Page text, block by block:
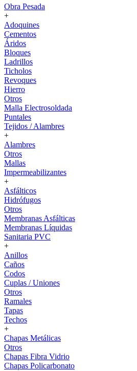
Obra Pesada
+
Adoquines
Cementos
Áridos
Bloques
Ladrillos
Ticholos
Revoques
Hierro
Otros
Malla Electrosoldada
Puntales
Tejidos / Alambres
+
Alambres
Otros
Mallas
Impermeabilizantes
+
Asfálticos
Hidrófugos
Otros
Membranas Asfálticas
Membranas Líquidas
Sanitaria PVC
+
Anillos
Caños
Codos
Cuplas / Uniones
Otros
Ramales
Tapas
Techos
+
Chapas Metálicas
Otros
Chapas Fibra Vidrio
Chapas Policarbonato